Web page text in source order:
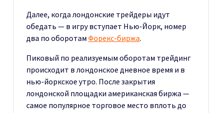
Далее, когда лондонские трейдеры идут
обедать — в игру вступает Нью-Йорк, номер
два по оборотам Форекс-биржа.
Пиковый по реализуемым оборотам трейдинг
происходит в лондонское дневное время и в
нью-йоркское утро. После закрытия
лондонской площадки американская биржа —
самое популярное торговое место вплоть до